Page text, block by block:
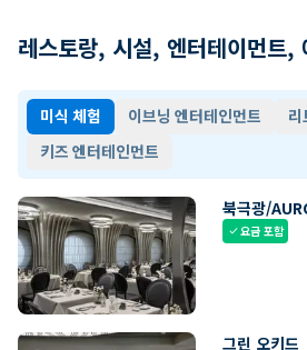
레스토랑, 시설, 엔터테이먼트,
미식 체험 이브닝 엔터테인먼트
리
키즈 엔터테인먼트
북극광/
check요금 포함
그린 오키드